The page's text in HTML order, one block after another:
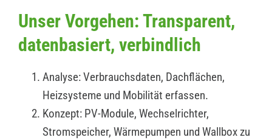
Unser Vorgehen: Transparent,
datenbasiert, verbindlich
Analyse: Verbrauchsdaten, Dachflächen,
Heizsysteme und Mobilität erfassen.
Konzept: PV-Module, Wechselrichter,
Stromspeicher, Wärmepumpen und Wallbox zu